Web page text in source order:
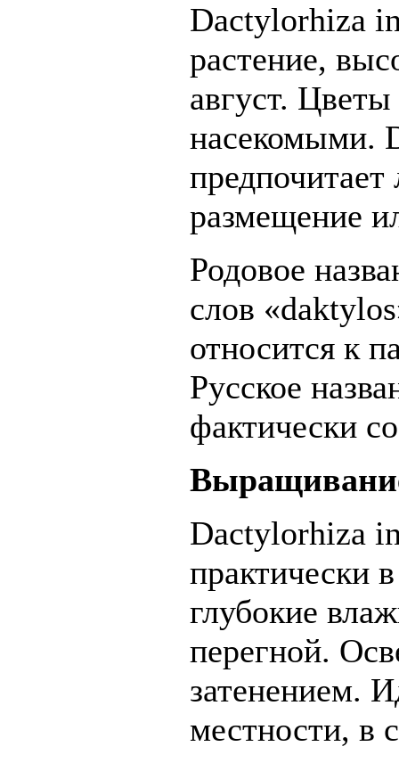
Dactylorhiza
растение,
август.
насекомыми.
размещение
Родовое
слов
относится к
Русское
фактически
Dactylorhiza
практически
глубокие
перегной.
затенением.
местности, в